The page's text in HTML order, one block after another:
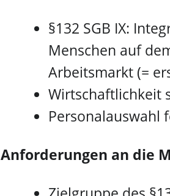
§132 SGB IX:
Menschen auf
Arbeitsmarkt (=
Wirtschaftlichkeit
Personalauswahl
Anforderungen an die